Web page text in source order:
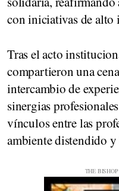
con iniciativas de alto
Tras el acto
compartieron una
intercambio de
sinergias
vínculos entre las
ambiente distendido